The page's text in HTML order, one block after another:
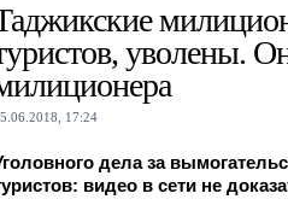
уволены.
17:24
дела за
видео в сети не